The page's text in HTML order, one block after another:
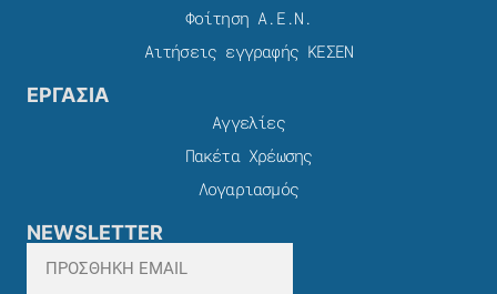
Φοίτηση Α.Ε.Ν.
Αιτήσεις εγγραφής ΚΕΣΕΝ
ΕΡΓΑΣΙΑ
Αγγελίες
Πακέτα Χρέωσης​
Λογαριασμός
NEWSLETTER